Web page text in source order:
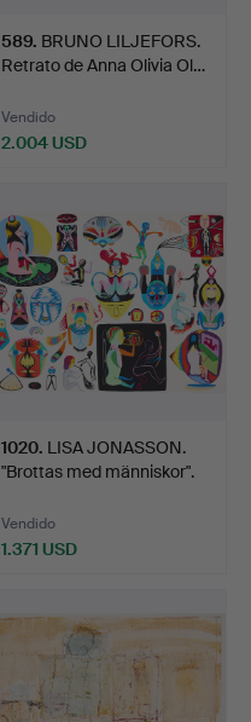
589. BRUNO LILJEFORS.
Retrato de Anna Olivia Ol…
Vendido
2.004 USD
1020. LISA JONASSON.
"Brottas med människor".
Vendido
1.371 USD